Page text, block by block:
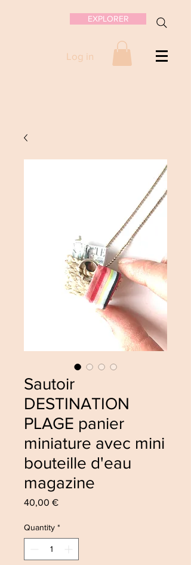
EXPLORER
Log in
Sautoir
DESTINATION
PLAGE panier
miniature avec mini
bouteille d'eau
magazine
40,00 €Price
Quantity *